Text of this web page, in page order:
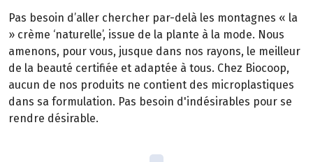
Pas besoin d’aller chercher par-delà les montagnes « la
» crème ‘naturelle’, issue de la plante à la mode. Nous
amenons, pour vous, jusque dans nos rayons, le meilleur
de la beauté certifiée et adaptée à tous. Chez Biocoop,
aucun de nos produits ne contient des microplastiques
dans sa formulation. Pas besoin d'indésirables pour se
rendre désirable.